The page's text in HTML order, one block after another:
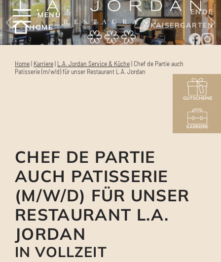
MENÜ
HOME
KAISERGARTEN
ENDE
GUTSCHEINE
KARRIERE
Home| Karriere| L.A. Jordan Service & Küche| Chef de Partie auch
Patisserie (m/w/d) für unser Restaurant L.A. Jordan
CHEF DE PARTIE
AUCH PATISSERIE
(M/W/D) FÜR UNSER
RESTAURANT L.A.
JORDAN
IN VOLLZEIT